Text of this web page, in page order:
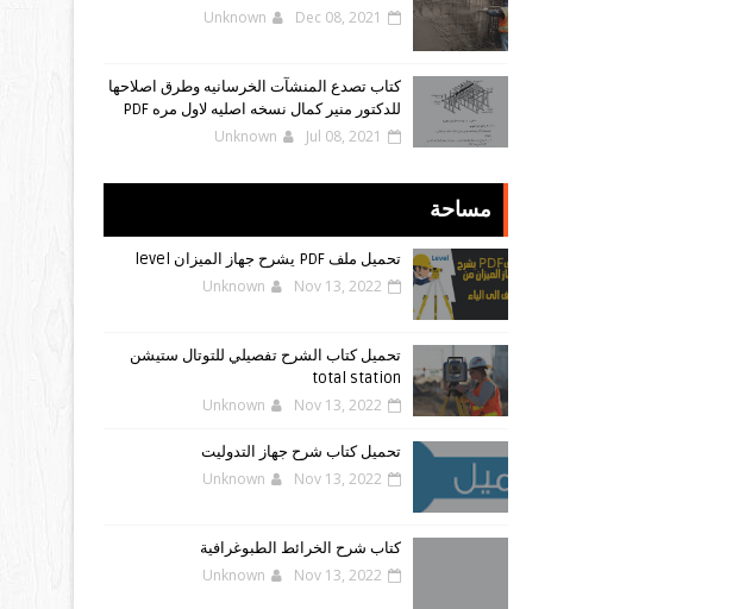
Unknown Dec 08, 2021
كتاب تصدع المنشآت الخرسانيه وطرق اصلاحها
للدكتور منير كمال نسخه اصليه لاول مره PDF
Unknown Jul 08, 2021
مساحة
تحميل ملف PDF يشرح جهاز الميزان level
Unknown Nov 13, 2022
تحميل كتاب الشرح تفصيلي للتوتال ستيشن
total station
Unknown Nov 13, 2022
تحميل كتاب شرح جهاز التدوليت
Unknown Nov 13, 2022
كتاب شرح الخرائط الطبوغرافية
Unknown Nov 13, 2022